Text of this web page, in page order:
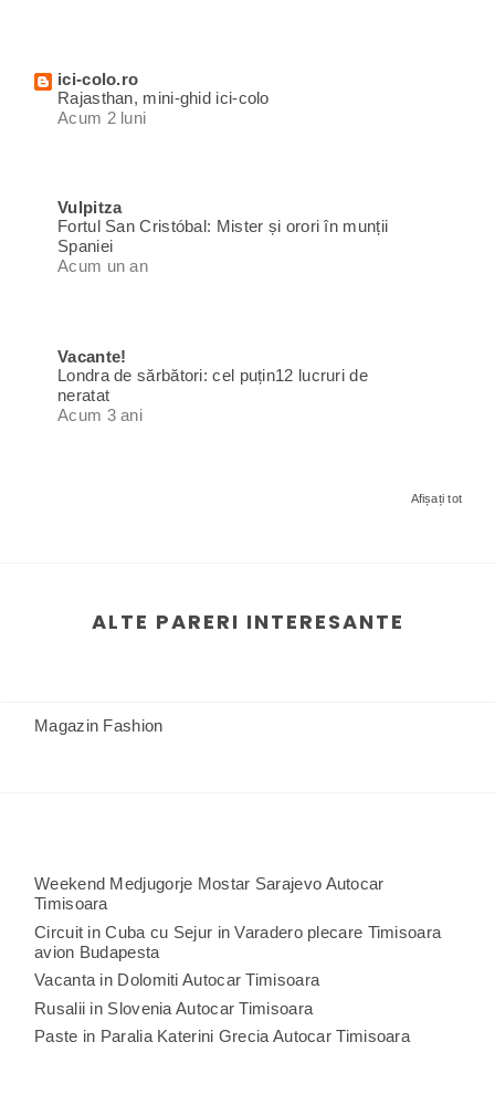
ici-colo.ro
Rajasthan, mini-ghid ici-colo
Acum 2 luni
Vulpitza
Fortul San Cristóbal: Mister și orori în munții
Spaniei
Acum un an
Vacante!
Londra de sărbători: cel puțin12 lucruri de
neratat
Acum 3 ani
Afișați tot
ALTE PARERI INTERESANTE
Magazin Fashion
Weekend Medjugorje Mostar Sarajevo Autocar
Timisoara
Circuit in Cuba cu Sejur in Varadero plecare Timisoara
avion Budapesta
Vacanta in Dolomiti Autocar Timisoara
Rusalii in Slovenia Autocar Timisoara
Paste in Paralia Katerini Grecia Autocar Timisoara